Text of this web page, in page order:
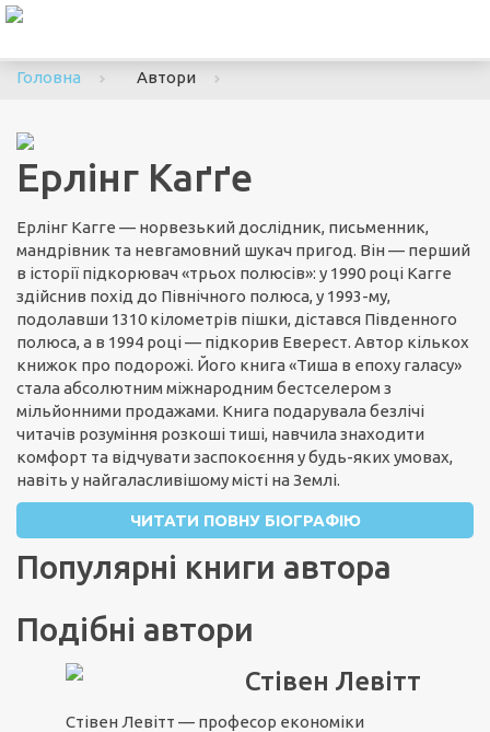
Головна
Автори
Ерлінг Каґґе
Ерлінг Кагге — норвезький дослідник, письменник,
мандрівник та невгамовний шукач пригод. Він — перший
в історії підкорювач «трьох полюсів»: у 1990 році Кагге
здійснив похід до Північного полюса, у 1993-му,
подолавши 1310 кілометрів пішки, дістався Південного
полюса, а в 1994 році — підкорив Еверест. Автор кількох
книжок про подорожі. Його книга «Тиша в епоху галасу»
стала абсолютним міжнародним бестселером з
мільйонними продажами. Книга подарувала безлічі
читачів розуміння розкоші тиші, навчила знаходити
комфорт та відчувати заспокоєння у будь-яких умовах,
навіть у найгаласливішому місті на Землі.
ЧИТАТИ ПОВНУ БІОГРАФІЮ
Популярні книги автора
Подібні автори
Стівен Левітт
Стівен Левітт — професор економіки